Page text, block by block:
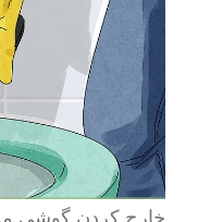
خارج کردن گوشی